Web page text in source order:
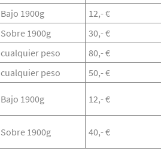
Bajo 1900g
12,- €
Sobre 1900g
30,- €
cualquier peso
80,- €
cualquier peso
50,- €
Bajo 1900g 12,- €
Sobre 1900g 40,- €